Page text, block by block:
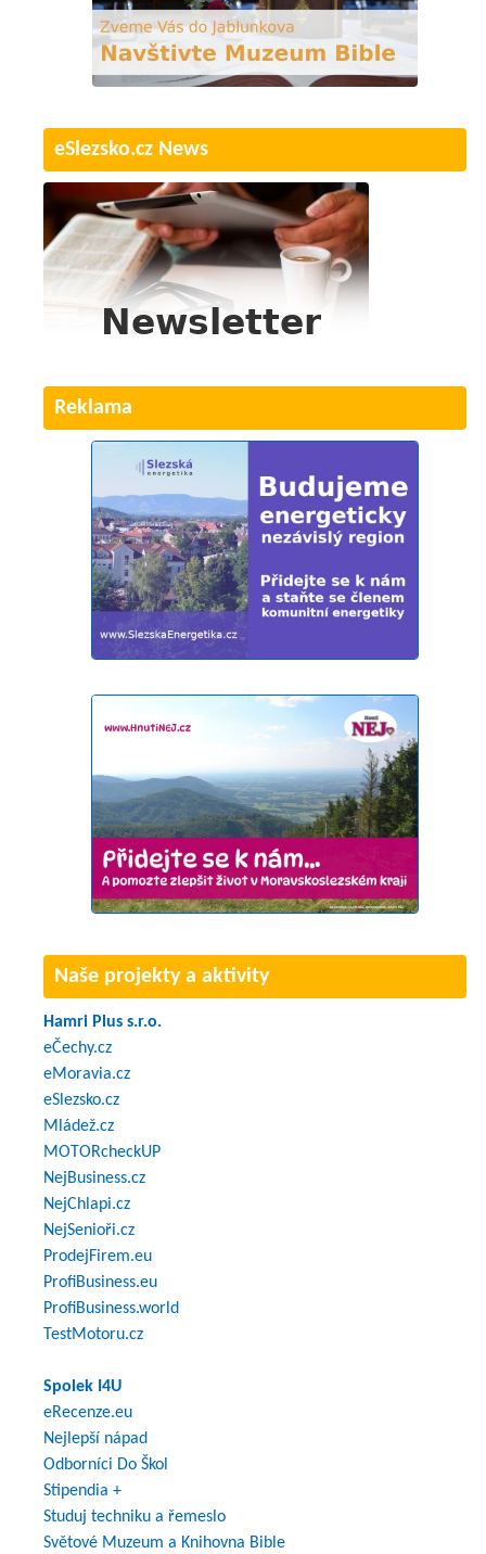
eSlezsko.cz News
Reklama
Naše projekty a aktivity
Hamri Plus s.r.o.
eČechy.cz
eMoravia.cz
eSlezsko.cz
Mládež.cz
MOTORcheckUP
NejBusiness.cz
NejChlapi.cz
NejSenioři.cz
ProdejFirem.eu
ProfiBusiness.eu
ProfiBusiness.world
TestMotoru.cz
Spolek I4U
eRecenze.eu
Nejlepší nápad
Odborníci Do Škol
Stipendia +
Studuj techniku a řemeslo
Světové Muzeum a Knihovna Bible